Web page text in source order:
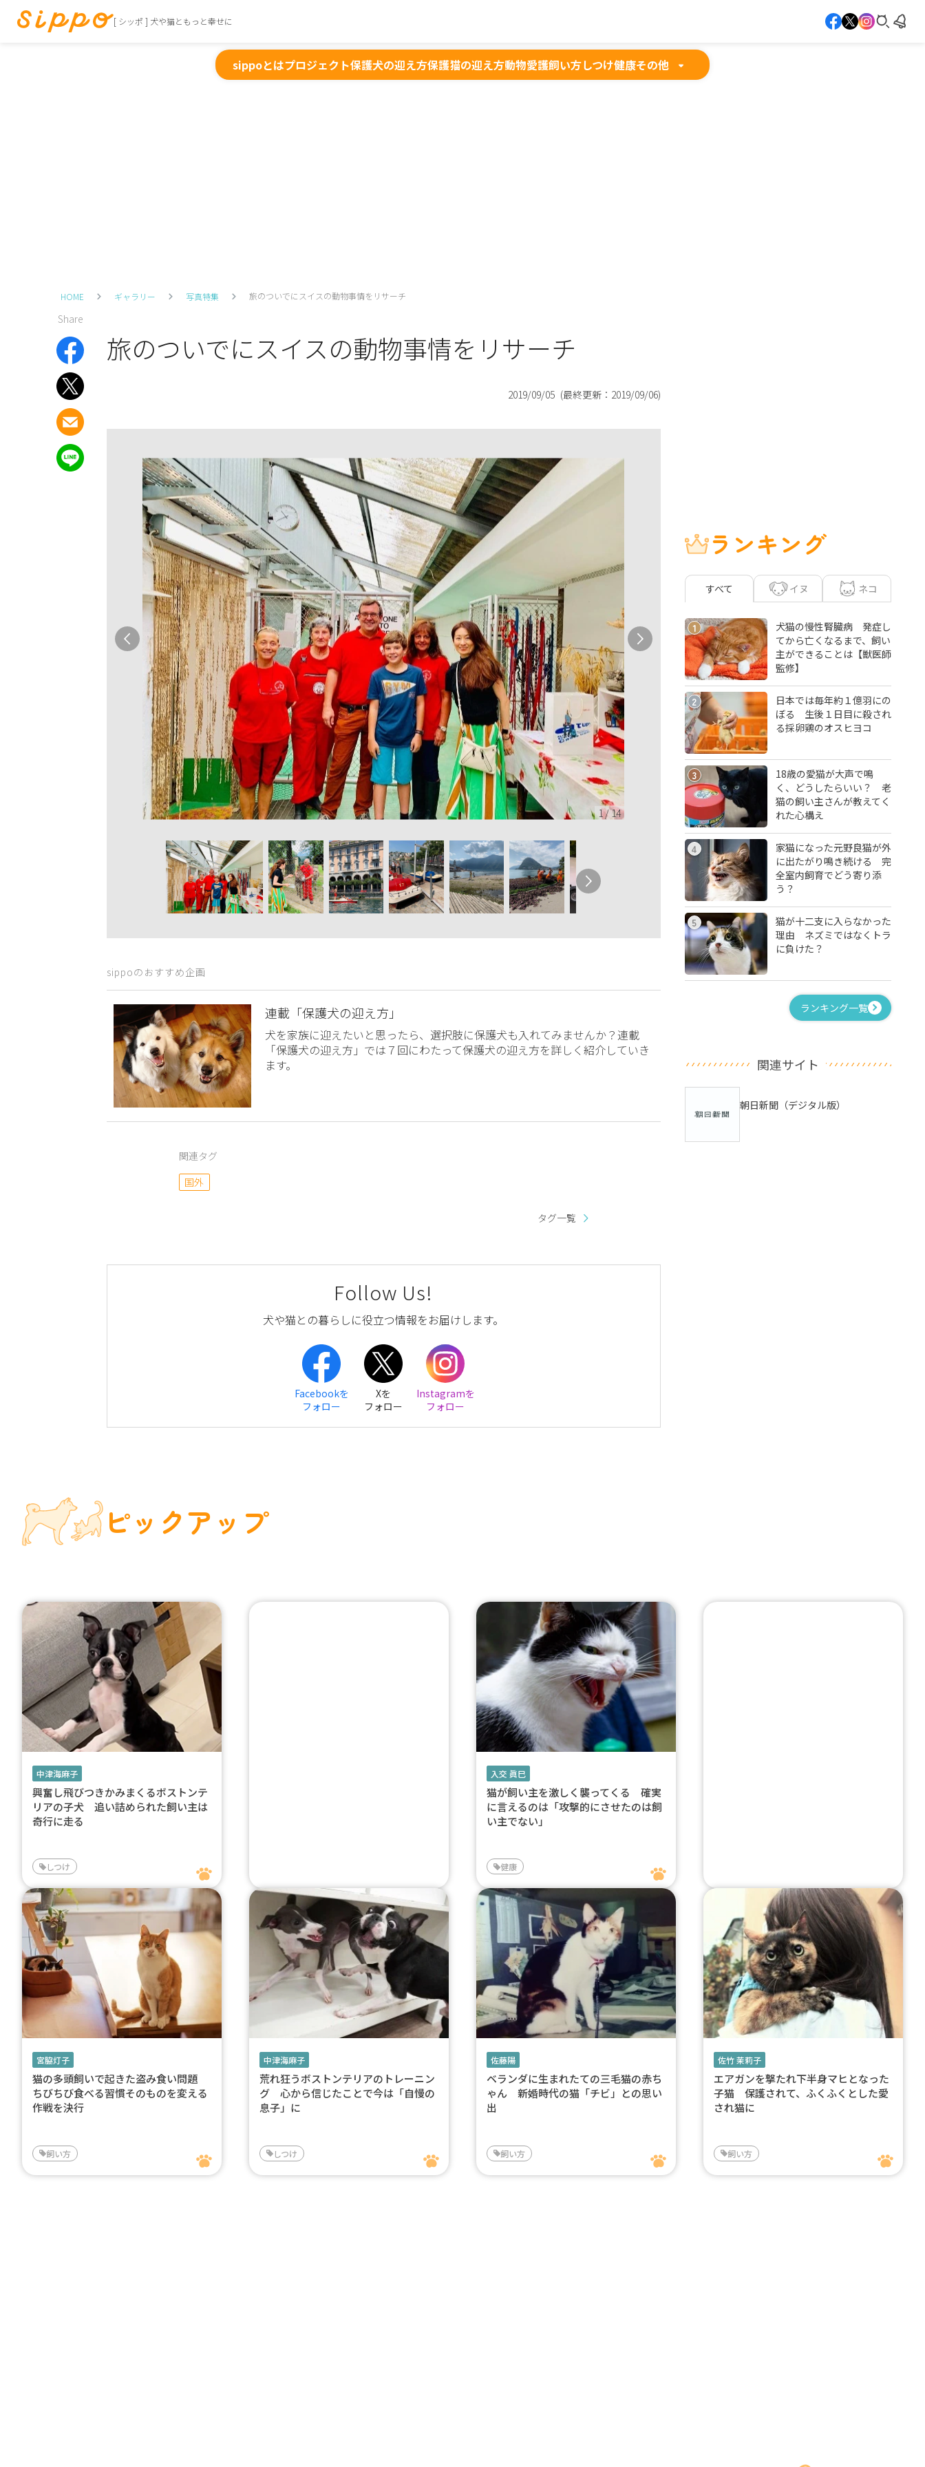
[ シッポ ] 犬や猫ともっと幸せに
sippoとはプロジェクト保護犬の迎え方保護猫の迎え方動物愛護飼い方しつけ健康その他
HOME ギャラリー 写真特集 旅のついでにスイスの動物事情をリサーチ
Share
旅のついでにスイスの動物事情をリサーチ
2019/09/05 (最終更新： 2019/09/06)
1/14
sippoのおすすめ企画
連載「保護犬の迎え方」
犬を家族に迎えたいと思ったら、選択肢に保護犬も入れてみませんか？連載
「保護犬の迎え方」では７回にわたって保護犬の迎え方を詳しく紹介していき
ます。
関連タグ
国外
タグ一覧
Follow Us!
犬や猫との暮らしに役立つ情報をお届けします。
Facebookを
フォロー
Xを
フォロー
Instagramを
フォロー
ランキング
すべて イヌ ネコ
1
犬猫の慢性腎臓病 発症し
てから亡くなるまで、飼い
主ができることは【獣医師
監修】
2
日本では毎年約１億羽にの
ぼる 生後１日目に殺され
る採卵鶏のオスヒヨコ
3
18歳の愛猫が大声で鳴
く、どうしたらいい？ 老
猫の飼い主さんが教えてく
れた心構え
4
家猫になった元野良猫が外
に出たがり鳴き続ける 完
全室内飼育でどう寄り添
う？
5
猫が十二支に入らなかった
理由 ネズミではなくトラ
に負けた？
ランキング一覧
関連サイト
朝日新聞（デジタル版）
ピックアップ
中津海麻子
興奮し飛びつきかみまくるボストンテ
リアの子犬 追い詰められた飼い主は
奇行に走る
しつけ
入交 眞巳
猫が飼い主を激しく襲ってくる 確実
に言えるのは「攻撃的にさせたのは飼
い主でない」
健康
宮脇灯子
猫の多頭飼いで起きた盗み食い問題
ちびちび食べる習慣そのものを変える
作戦を決行
飼い方
中津海麻子
荒れ狂うボストンテリアのトレーニン
グ 心から信じたことで今は「自慢の
息子」に
しつけ
佐藤陽
ベランダに生まれたての三毛猫の赤ち
ゃん 新婚時代の猫「チビ」との思い
出
飼い方
佐竹 茉莉子
エアガンを撃たれ下半身マヒとなった
子猫 保護されて、ふくふくとした愛
され猫に
飼い方